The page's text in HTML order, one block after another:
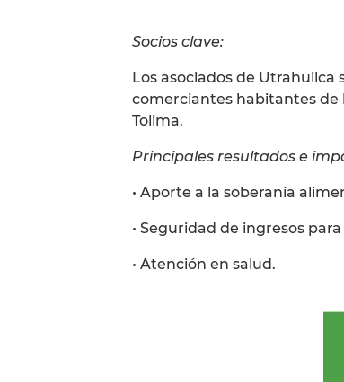
Socios clave:
Los asociados de
comerciantes habitantes de
Tolima.
Principales resultados e
• Aporte a la soberanía
• Seguridad de ingresos
• Atención en salud.